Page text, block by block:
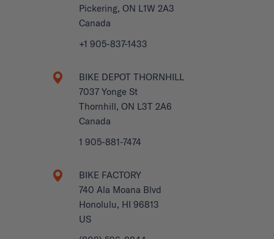
Pickering, ON L1W 2A3
Canada
+1 905-837-1433
BIKE DEPOT THORNHILL
7037 Yonge St
Thornhill, ON L3T 2A6
Canada
1 905-881-7474
BIKE FACTORY
740 Ala Moana Blvd
Honolulu, HI 96813
US